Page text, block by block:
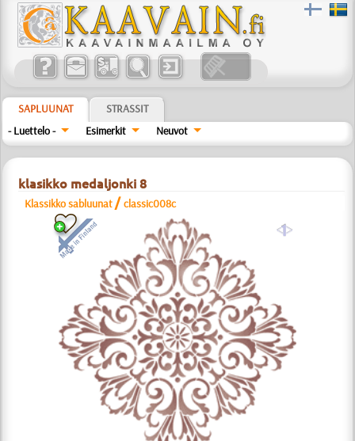
SAPLUUNAT
STRASSIT
- Luettelo -
Esimerkit Neuvot
klasikko medaljonki 8
Klassikko sabluunat /classic008c
a